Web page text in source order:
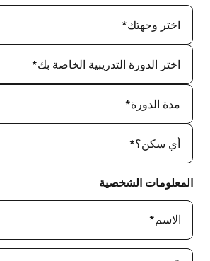
اختر وجهتك*
اختر الدورة التدريبية الخاصة بك*
مدة الدورة*
أي سكن؟*
المعلومات الشخصية
الاسم*